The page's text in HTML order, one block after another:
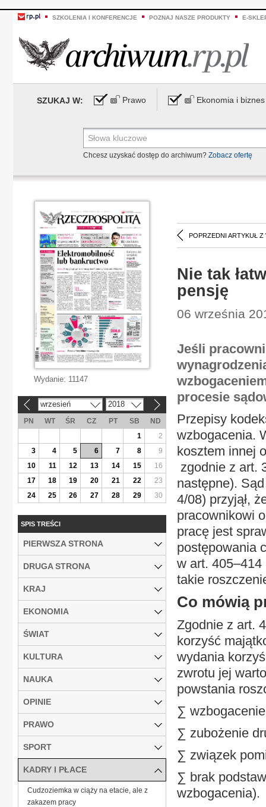
SZKOLENIA I KONFERENCJE POZNAJ NASZE PRODUKTY E-
SZUKAJ W: Prawo Ekonomia i biznes
Chcesz uzyskać dostęp do archiwum? Zobacz ofertę
POPRZEDNI ARTYKUŁ Z
Nie tak
pensję
06 września
Jeśli
procesie
Przepisy
wzbogacenia.
kosztem innej
zgodnie z art.
następne).
4/08) przyjął,
pracownikowi
pracę jest
postępowania
w art.
takie
Co mówią
Zgodnie z art.
korzyść
wydania
zwrotu jej
powstania
∑
∑ zubożenie
∑ związek
∑ brak
wzbogacenia).
Wydanie: 11147
wrzesień 2018
PN WT ŚR CZ PT SB
ND
1
2
3
4 5 6 7 8
9
10
11 12 13 14 15
16
17
18 19 20 21 22
23
24
25 26 27 28 29 30
SPIS TREŚCI
PIERWSZA STRONA
DRUGA STRONA
KRAJ
EKONOMIA
ŚWIAT
KULTURA
NAUKA
OPINIE
PRAWO
SPORT
KADRY I PŁACE
Cudzoziemka w ciąży na etacie, ale z
zakazem pracy